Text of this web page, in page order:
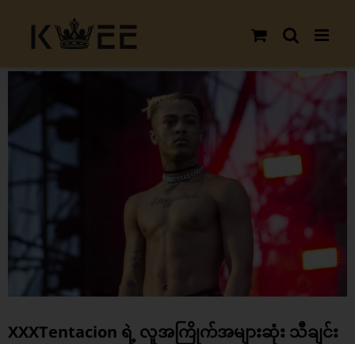
content
Image
XXXTentacion ရဲ့ လူအကြိုက်အများဆုံး သီချင်း